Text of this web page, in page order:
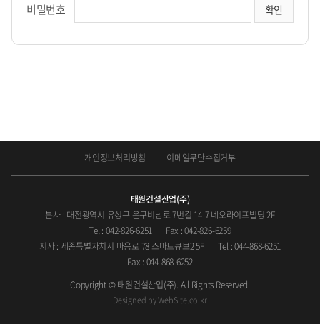
비밀번호
개인정보처리방침 이메일무단수집거부
태원건설산업(주)
본사 : 대전광역시 유성구 은구비남로 7번길 14-7 네오라이프빌딩 2F
Tel : 042-826-6251
Fax : 042-826-6259
지사 : 세종특별자치시 마음로 78 스마트큐브2 5F
Tel : 044-868-6251
Fax : 044-868-6252
Copyright © 태원건설산업(주). All Rights Reserved.
Designed byWebSite.co.kr